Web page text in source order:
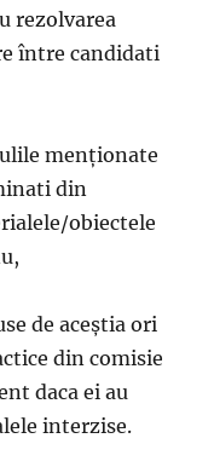
rezolvarea
între candidati
menționate
din
obiectele
de aceștia ori
din comisie
daca ei au
interzise.